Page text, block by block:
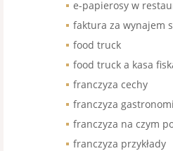
e-papierosy w
faktura za wynajem
food truck
food truck a kasa
franczyza cechy
franczyza
franczyza na czym
franczyza przykłady